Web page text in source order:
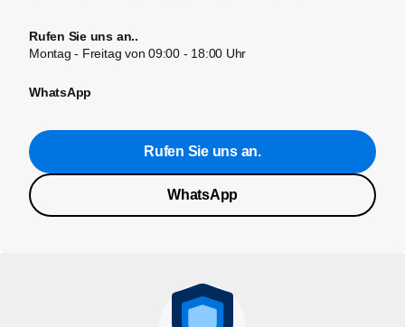
Rufen Sie uns an..
Montag - Freitag von 09:00 - 18:00 Uhr
WhatsApp
Rufen Sie uns an.
WhatsApp